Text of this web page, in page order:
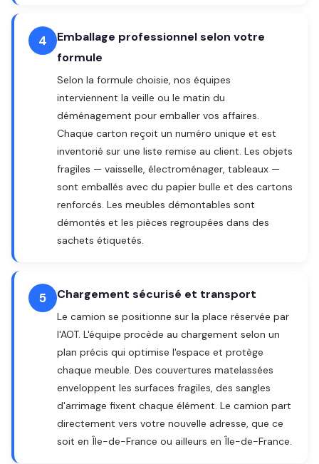
4
Emballage professionnel selon votre
formule
Selon la formule choisie, nos équipes
interviennent la veille ou le matin du
déménagement pour emballer vos affaires.
Chaque carton reçoit un numéro unique et est
inventorié sur une liste remise au client. Les objets
fragiles — vaisselle, électroménager, tableaux —
sont emballés avec du papier bulle et des cartons
renforcés. Les meubles démontables sont
démontés et les pièces regroupées dans des
sachets étiquetés.
5 Chargement sécurisé et transport
Le camion se positionne sur la place réservée par
l'AOT. L'équipe procède au chargement selon un
plan précis qui optimise l'espace et protège
chaque meuble. Des couvertures matelassées
enveloppent les surfaces fragiles, des sangles
d'arrimage fixent chaque élément. Le camion part
directement vers votre nouvelle adresse, que ce
soit en Île-de-France ou ailleurs en Île-de-France.